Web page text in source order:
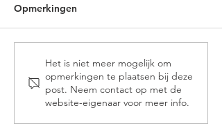
Hanuman Jayanti in
Nederland
Opmerkingen
Het is niet meer mogelijk om
opmerkingen te plaatsen bij deze
post. Neem contact op met de
website-eigenaar voor meer info.